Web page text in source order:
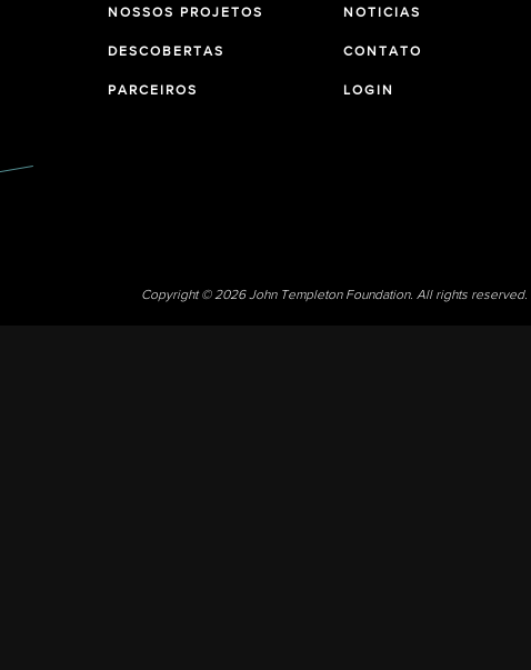
NOSSOS PROJETOS
DESCOBERTAS
PARCEIROS
NOTICIAS
CONTATO
LOGIN
Copyright © 2026 John Templeton Foundation. All rights reserved.